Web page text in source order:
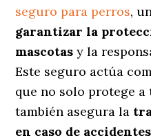
seguro para perros,
garantizar la
mascotas y la
Este seguro actúa
que no solo protege
también asegura la
en caso de accidentes